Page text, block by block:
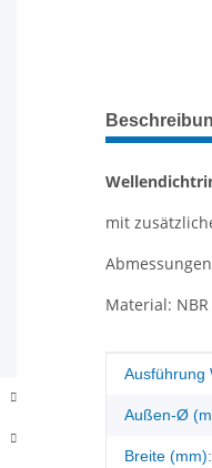
weitere
mit
Material:
Wert
Ausführung
Außen-Ø
Breite (mm):